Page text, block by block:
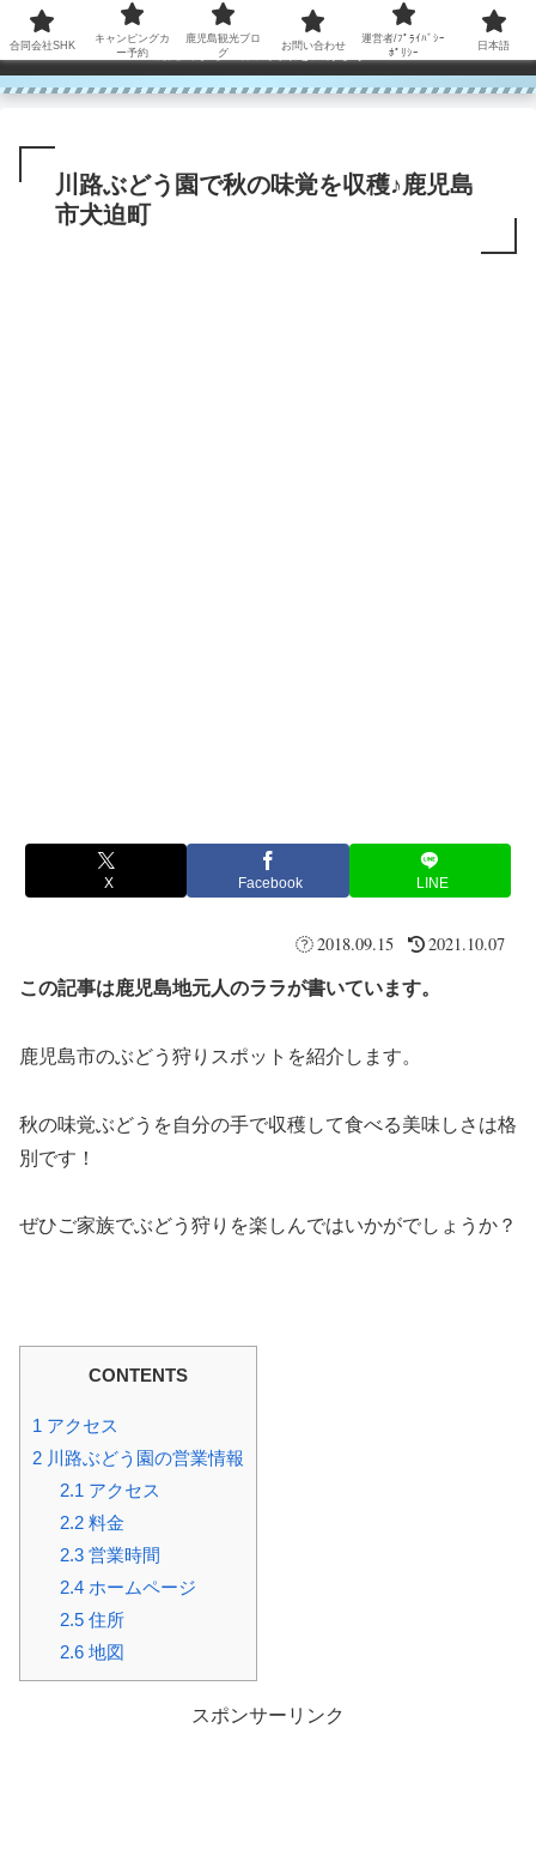
コンテンツへスキップ
鹿児島から世界に笑顔を広げます！
川路ぶどう園で秋の味覚を収穫♪鹿児島
市犬迫町
X Facebook LINE
2018.09.15 2021.10.07
この記事は鹿児島地元人のララが書いています。
鹿児島市のぶどう狩りスポットを紹介します。
秋の味覚ぶどうを自分の手で収穫して食べる美味しさは格
別です！
ぜひご家族でぶどう狩りを楽しんではいかがでしょうか？
CONTENTS
1 アクセス
2 川路ぶどう園の営業情報
2.1 アクセス
2.2料金
2.3営業時間
2.4ホームページ
2.5住所
2.6地図
スポンサーリンク
合同会社SHK
キャンピングカ
ー予約
鹿児島観光ブロ
グ
お問い合わせ
運営者/ﾌﾟﾗｲﾊﾞｼｰ
ﾎﾟﾘｼｰ
日本語